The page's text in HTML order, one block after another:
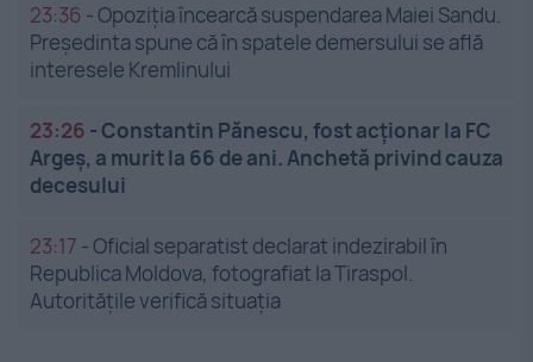
23:36 -Opoziția încearcă suspendarea Maiei Sandu.
Președinta spune că în spatele demersului se află
interesele Kremlinului
23:26 -Constantin Pănescu, fost acționar la FC
Argeș, a murit la 66 de ani. Anchetă privind cauza
decesului
23:17 -Oficial separatist declarat indezirabil în
Republica Moldova, fotografiat la Tiraspol.
Autoritățile verifică situația